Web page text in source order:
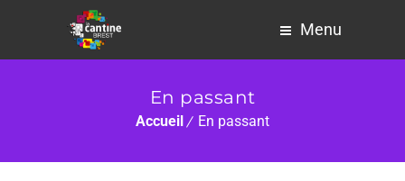
Menu
En passant
Accueil En passant